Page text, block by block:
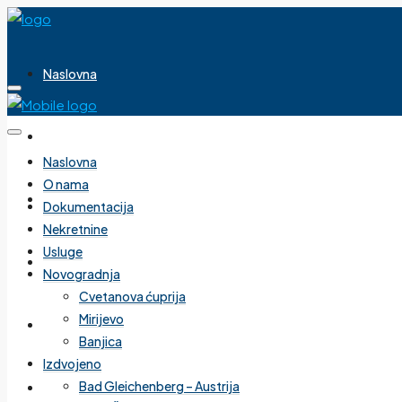
Naslovna
Dokumentacija
Nekretnine
Usluge
Novogradnja
Naslovna
O nama
Dokumentacija
Nekretnine
Usluge
Novogradnja
Cvetanova ćuprija
Mirijevo
Banjica
Izdvojeno
Bad Gleichenberg – Austrija